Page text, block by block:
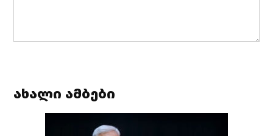
ახალი ამბები